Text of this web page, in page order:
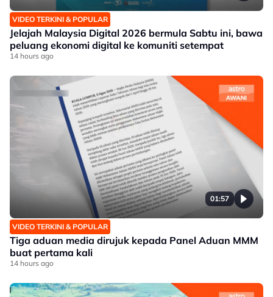
VIDEO TERKINI & POPULAR
Jelajah Malaysia Digital 2026 bermula Sabtu ini, bawa
peluang ekonomi digital ke komuniti setempat
14 hours ago
01:57
VIDEO TERKINI & POPULAR
Tiga aduan media dirujuk kepada Panel Aduan MMM
buat pertama kali
14 hours ago